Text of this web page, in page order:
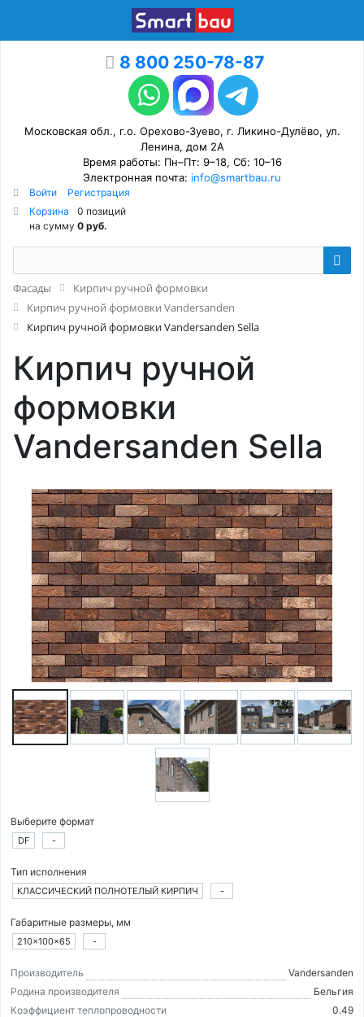
8 800 250-78-87
Московская обл., г.о. Орехово-Зуево, г. Ликино-Дулёво, ул.
Ленина, дом 2А
Время работы: Пн–Пт: 9–18, Сб: 10–16
Электронная почта: info@smartbau.ru
Войти
Регистрация
Корзина
0 позиций
на сумму 0 руб.
Фасады
Кирпич ручной формовки
Кирпич ручной формовки Vandersanden
Кирпич ручной формовки Vandersanden Sella
Кирпич ручной
формовки
Vandersanden Sella
Выберите формат
DF -
Тип исполнения
КЛАССИЧЕСКИЙ ПОЛНОТЕЛЫЙ КИРПИЧ -
Габаритные размеры, мм
210×100×65 -
Производитель
Vandersanden
Родина производителя
Бельгия
Коэффициент теплопроводности
0.49